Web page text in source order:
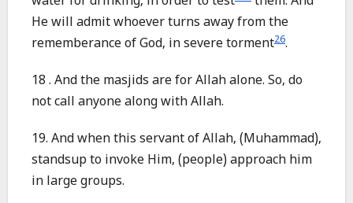
He will admit whoever turns away from the
rememberance of God, in severe torment26.
18 . And the masjids are for Allah alone. So, do
not call anyone along with Allah.
19. And when this servant of Allah, (Muhammad),
standsup to invoke Him, (people) approach him
in large groups.